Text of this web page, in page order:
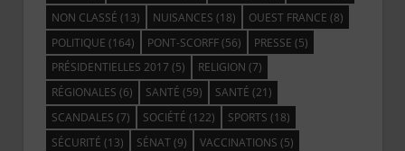
NON CLASSÉ (13) NUISANCES (18) OUEST FRANCE (8)
POLITIQUE (164) PONT-SCORFF(56) PRESSE (5)
PRÉSIDENTIELLES 2017 (5) RELIGION (7)
RÉGIONALES (6) SANTÉ (59) SANTÉ (21)
SCANDALES (7) SOCIÉTÉ (122) SPORTS (18)
SÉCURITÉ (13) SÉNAT(9) VACCINATIONS (5)